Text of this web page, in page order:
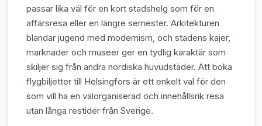
passar lika väl för en kort stadshelg som för en
affärsresa eller en längre semester. Arkitekturen
blandar jugend med modernism, och stadens kajer,
marknader och museer ger en tydlig karaktär som
skiljer sig från andra nordiska huvudstäder. Att boka
flygbiljetter till Helsingfors är ett enkelt val för den
som vill ha en välorganiserad och innehållsrik resa
utan långa restider från Sverige.